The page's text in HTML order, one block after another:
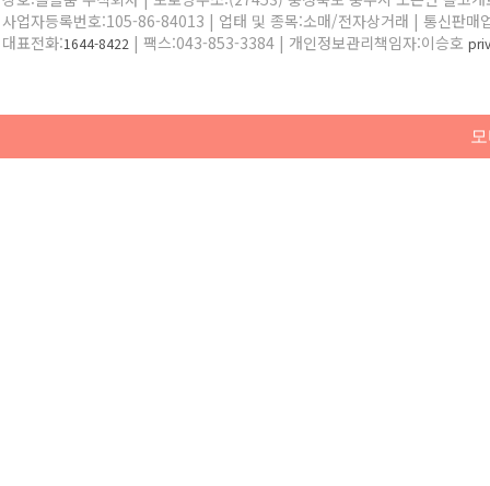
사업자등록번호:105-86-84013 | 업태 및 종목:소매/전자상거래 | 통신판매
대표전화:1644-8422 | 팩스:043-853-3384 | 개인정보관리책임자:이승호